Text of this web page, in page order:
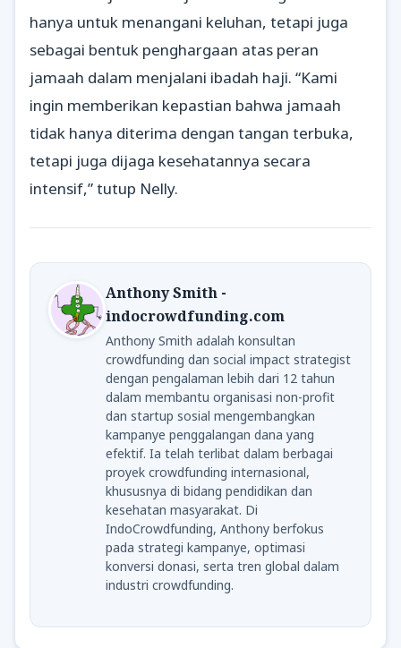
hanya untuk menangani keluhan, tetapi juga
sebagai bentuk penghargaan atas peran
jamaah dalam menjalani ibadah haji. “Kami
ingin memberikan kepastian bahwa jamaah
tidak hanya diterima dengan tangan terbuka,
tetapi juga dijaga kesehatannya secara
intensif,” tutup Nelly.
Anthony Smith -
indocrowdfunding.com
Anthony Smith adalah konsultan
crowdfunding dan social impact strategist
dengan pengalaman lebih dari 12 tahun
dalam membantu organisasi non-profit
dan startup sosial mengembangkan
kampanye penggalangan dana yang
efektif. Ia telah terlibat dalam berbagai
proyek crowdfunding internasional,
khususnya di bidang pendidikan dan
kesehatan masyarakat. Di
IndoCrowdfunding, Anthony berfokus
pada strategi kampanye, optimasi
konversi donasi, serta tren global dalam
industri crowdfunding.